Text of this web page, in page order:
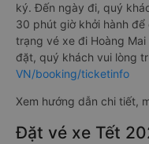
ký. Đến ngày đi, quý
30 phút giờ khởi hành
trạng vé xe đi Hoàng
đặt, quý khách vui lòng
VN/booking/ticketinfo
Xem hướng dẫn chi tiết,
Đặt vé xe Tết